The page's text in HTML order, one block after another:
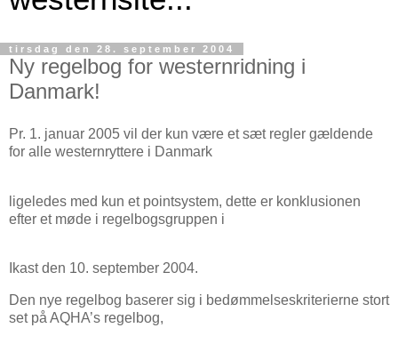
tirsdag den 28. september 2004
Ny regelbog for westernridning i
Danmark!
Pr. 1. januar 2005 vil der kun være et sæt regler gældende
for alle westernryttere i Danmark
ligeledes med kun et pointsystem, dette er konklusionen
efter et møde i regelbogsgruppen i
Ikast den 10. september 2004.
Den nye regelbog baserer sig i bedømmelseskriterierne stort
set på AQHA’s regelbog,